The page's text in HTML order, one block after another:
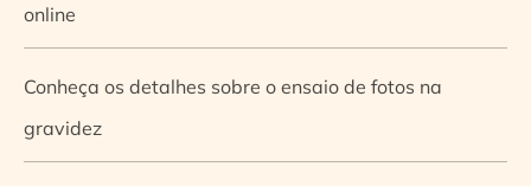
online
Conheça os detalhes sobre o ensaio de fotos na
gravidez